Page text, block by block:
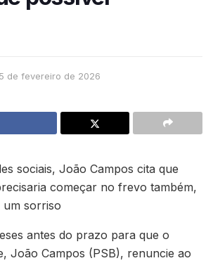
de fevereiro de 2026
sociais, João Campos cita que
começar no frevo também,
um sorriso
antes do prazo para que o
João Campos (PSB), renuncie ao